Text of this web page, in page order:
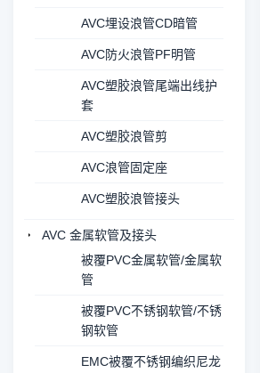
AVC埋设浪管CD暗管
AVC防火浪管PF明管
AVC塑胶浪管尾端出线护
套
AVC塑胶浪管剪
AVC浪管固定座
AVC塑胶浪管接头
AVC 金属软管及接头
被覆PVC金属软管/金属软
管
被覆PVC不锈钢软管/不锈
钢软管
EMC被覆不锈钢编织尼龙